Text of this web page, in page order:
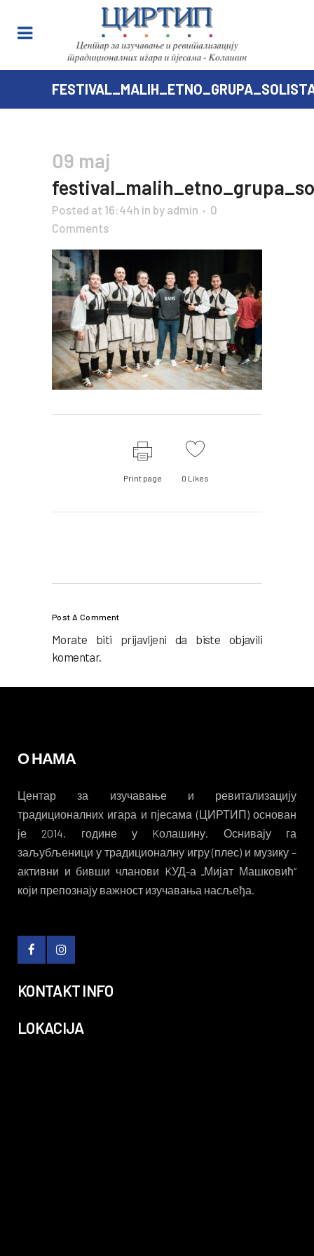
09 maj
Posted at 16:44h in by admin
0
Comments
Print page 0 Likes
Post A Comment
Morate biti prijavljeni da biste objavili
komentar.
О НАМА
Центар за изучавање и ревитализацију
традиционалних игара и пјесама (ЦИРТИП) основан
је 2014. године у Kолашину. Оснивају га
заљубљеници у традиционалну игру (плес) и музику –
активни и бивши чланови KУД-а „Мијат Машковић“
који препознају важност изучавања насљеђа.
KONTAKT INFO
LOKACIJA